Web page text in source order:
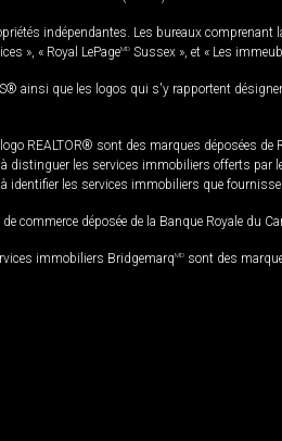
indépendantes. Les bureaux comprenant
», « Royal LePageMD Sussex », et « Les
ainsi que les logos qui s'y rapportent
REALTOR® sont des marques déposées
distinguer les services immobiliers offerts
identifier les services immobiliers que
commerce déposée de la Banque Royale du
immobiliers BridgemarqMD sont des